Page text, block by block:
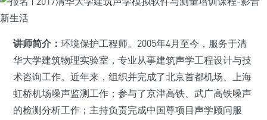
讲师简介： 环境保护工程师。2005年4月至今，服务于清
华大学建筑物理实验室，专业从事建筑声学工程设计与技
术咨询工作。近年来，组织并完成了北京首都机场、上海
虹桥机场噪声监测工作；参与了京津高铁、武广高铁噪声
的检测分析工作；主持负责完成中国尊项目声学顾问服